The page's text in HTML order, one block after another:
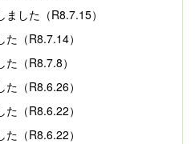
ました（R8.7.15）
（R8.7.14）
（R8.7.8）
（R8.6.26）
（R8.6.22）
（R8.6.22）